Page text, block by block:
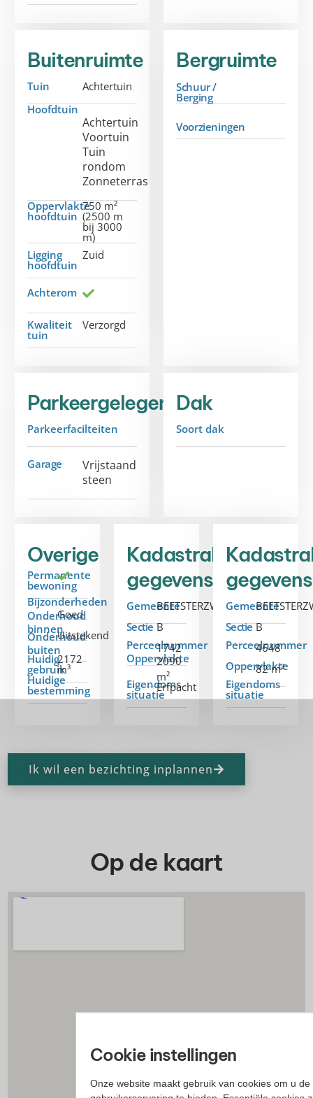
Buitenruimte
Tuin
Achtertuin
Hoofdtuin
Achtertuin
Voortuin
Tuin
rondom
Zonneterras
Oppervlakte
hoofdtuin
750 m²
(2500 m
bij 3000
m)
Ligging
hoofdtuin
Zuid
Achterom
Kwaliteit
tuin
Verzorgd
Bergruimte
Schuur /
Berging
Voorzieningen
Parkeergelegenheid
Parkeerfacilteiten
Garage
Vrijstaand
steen
Dak
Soort dak
Overige
Permanente
bewoning
Bijzonderheden
Onderhoud
binnen
Goed
Onderhoud
buiten
Uitstekend
Huidig
gebruik
2172
m³
Huidige
bestemming
Kadastrale
gegevens
GemeenteBEETSTERZWAAG
Sectie B
Perceelnummer
1742
Oppervlakte
2090
m²
Eigendoms
situatie
Erfpacht
gegevens
Gemeente
Sectie B
Perceelnummer
4648
Oppervlakte
82 m²
Eigendoms
situatie
Ik wil een bezichting inplannen
Op de kaart
Cookie instellingen
Onze website maakt gebruik van cookies om u